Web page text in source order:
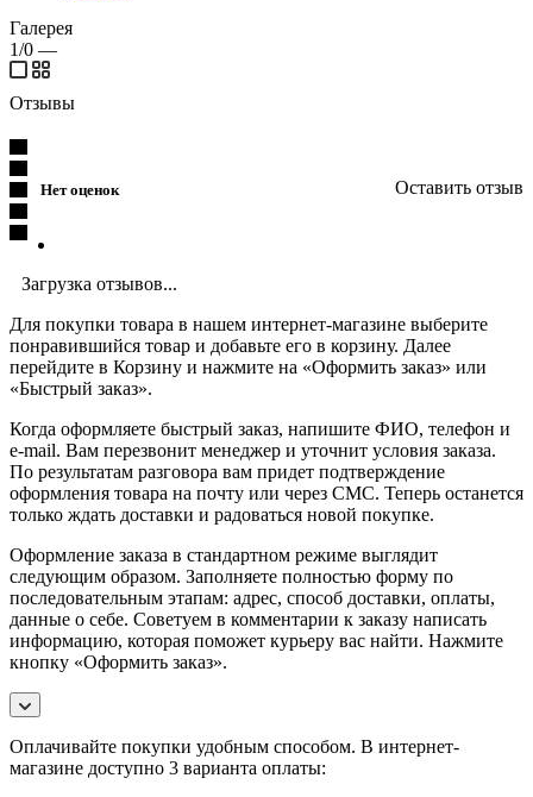
Галерея
1/0 —
Отзывы
Нет оценок Оставить отзыв
Загрузка отзывов...
Для покупки товара в нашем интернет-магазине выберите
понравившийся товар и добавьте его в корзину. Далее
перейдите в Корзину и нажмите на «Оформить заказ» или
«Быстрый заказ».
Когда оформляете быстрый заказ, напишите ФИО, телефон и
e-mail. Вам перезвонит менеджер и уточнит условия заказа.
По результатам разговора вам придет подтверждение
оформления товара на почту или через СМС. Теперь останется
только ждать доставки и радоваться новой покупке.
Оформление заказа в стандартном режиме выглядит
следующим образом. Заполняете полностью форму по
последовательным этапам: адрес, способ доставки, оплаты,
данные о себе. Советуем в комментарии к заказу написать
информацию, которая поможет курьеру вас найти. Нажмите
кнопку «Оформить заказ».
Оплачивайте покупки удобным способом. В интернет-
магазине доступно 3 варианта оплаты: